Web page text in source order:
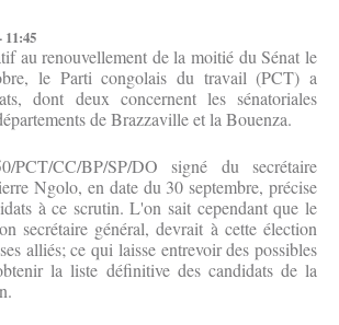
11:45
au renouvellement de la moitié du Sénat le
le Parti congolais du travail (PCT) a
dont deux concernent les sénatoriales
de Brazzaville et la Bouenza.
PCT/CC/BP/SP/DO signé du secrétaire
Ngolo, en date du 30 septembre, précise
à ce scrutin. L'on sait cependant que le
secrétaire général, devrait à cette élection
alliés; ce qui laisse entrevoir des possibles
la liste définitive des candidats de la